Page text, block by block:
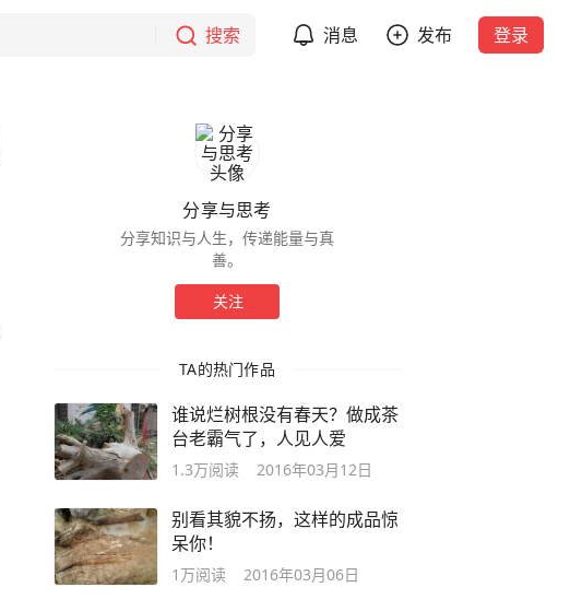
搜索 消息 发布 登录
分享与思考
分享知识与人生，传递能量与真
善。
关注
TA的热门作品
谁说烂树根没有春天？做成茶
台老霸气了，人见人爱
1.3万阅读 2016年03月12日
别看其貌不扬，这样的成品惊
呆你！
1万阅读 2016年03月06日